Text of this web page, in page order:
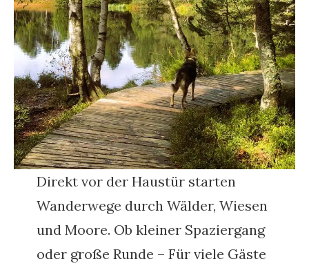
Direkt vor der Haustür starten
Wanderwege durch Wälder, Wiesen
und Moore. Ob kleiner Spaziergang
oder große Runde – Für viele Gäste